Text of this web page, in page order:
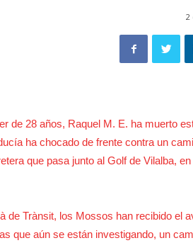
2
de 28 años, Raquel M. E. ha muerto
ha chocado de frente contra un
que pasa junto al Golf de Vilalba,
de Trànsit, los Mossos han recibido el
que aún se están investigando, un